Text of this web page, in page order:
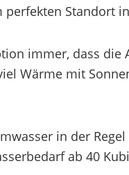
Standort
immer, dass
Wärme mit
in der
ab 40